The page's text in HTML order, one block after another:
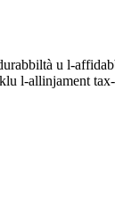
u l-
l-allinjament